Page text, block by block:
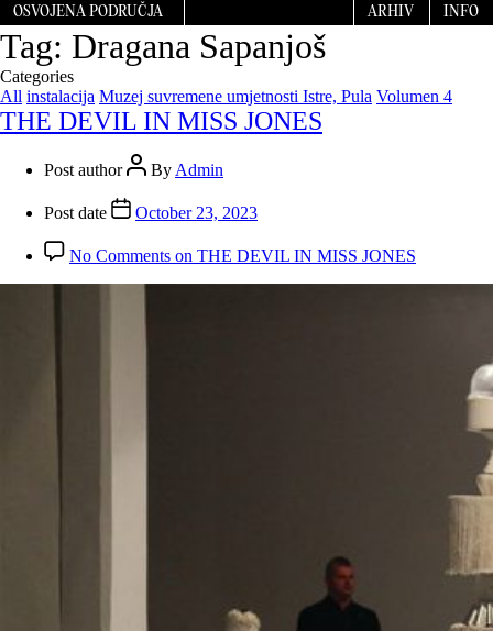
OSVOJENA PODRUČJA ARHIV INFO
Tag: Dragana Sapanjoš
Categories
All instalacija Muzej suvremene umjetnosti Istre, Pula Volumen 4
THE DEVIL IN MISS JONES
Post author By Admin
Post date October 23, 2023
No Comments on THE DEVIL IN MISS JONES